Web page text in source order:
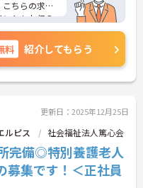
ちらの求人
トもお伝え
す。
料 紹介してもらう
更新日：2025年12月25日
ルピス 社会福祉法人篤心会
完備◎特別養護老人
募集です！＜正社員